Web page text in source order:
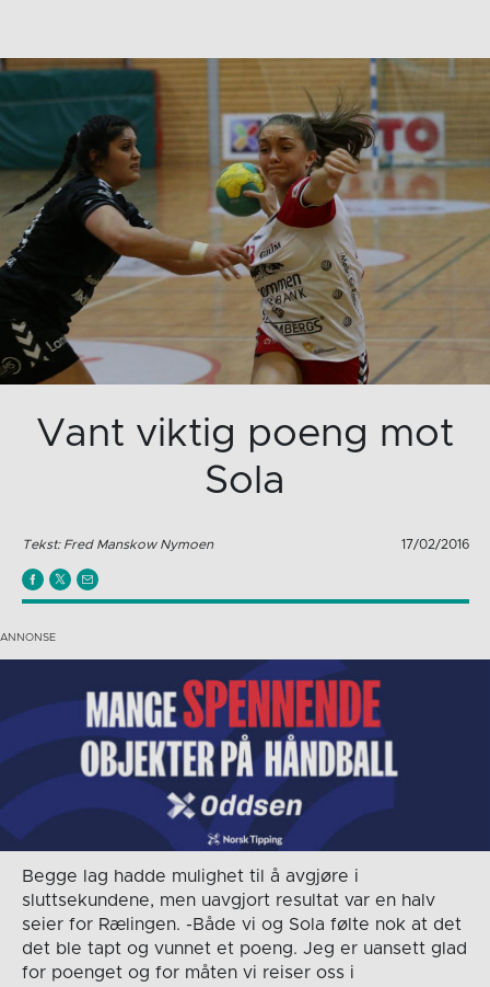
Vant viktig poeng mot
Sola
Tekst: Fred Manskow Nymoen 17/02/2016
Begge lag hadde mulighet til å avgjøre i
sluttsekundene, men uavgjort resultat var en halv
seier for Rælingen. -Både vi og Sola følte nok at det
det ble tapt og vunnet et poeng. Jeg er uansett glad
for poenget og for måten vi reiser oss i